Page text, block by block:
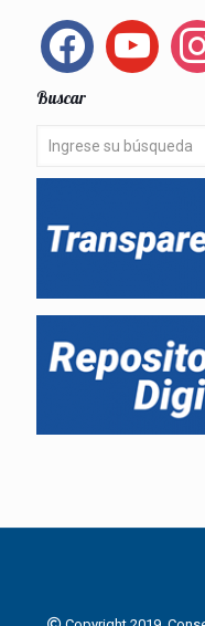
facebook youtube
Buscar